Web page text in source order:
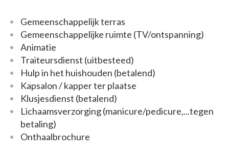
- 24/7 noodoproepsysteemen zorgondersteuning
op maat
- Levendige gemeenschapmet warme sociale
contacten en georganiseerde activiteiten
- Toplocatie: groene en rustige omgeving, vlakbij
winkels, openbaar vervoer en huisartsen
Gemeenschappelijk terras
Gemeenschappelijke ruimte (TV/ontspanning)
Animatie
Traiteursdienst (uitbesteed)
Hulp in het huishouden (betalend)
Kapsalon / kapper ter plaatse
Klusjesdienst (betalend)
Lichaamsverzorging (manicure/pedicure,...tegen
betaling)
Onthaalbrochure